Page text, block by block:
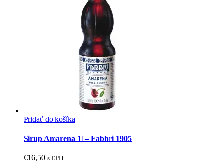
Pridať do košíka
Sirup Amarena 1l – Fabbri 1905
€16,50 s DPH